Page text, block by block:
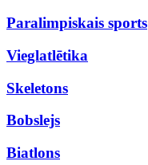
Paralimpiskais sports
Vieglatlētika
Skeletons
Bobslejs
Biatlons